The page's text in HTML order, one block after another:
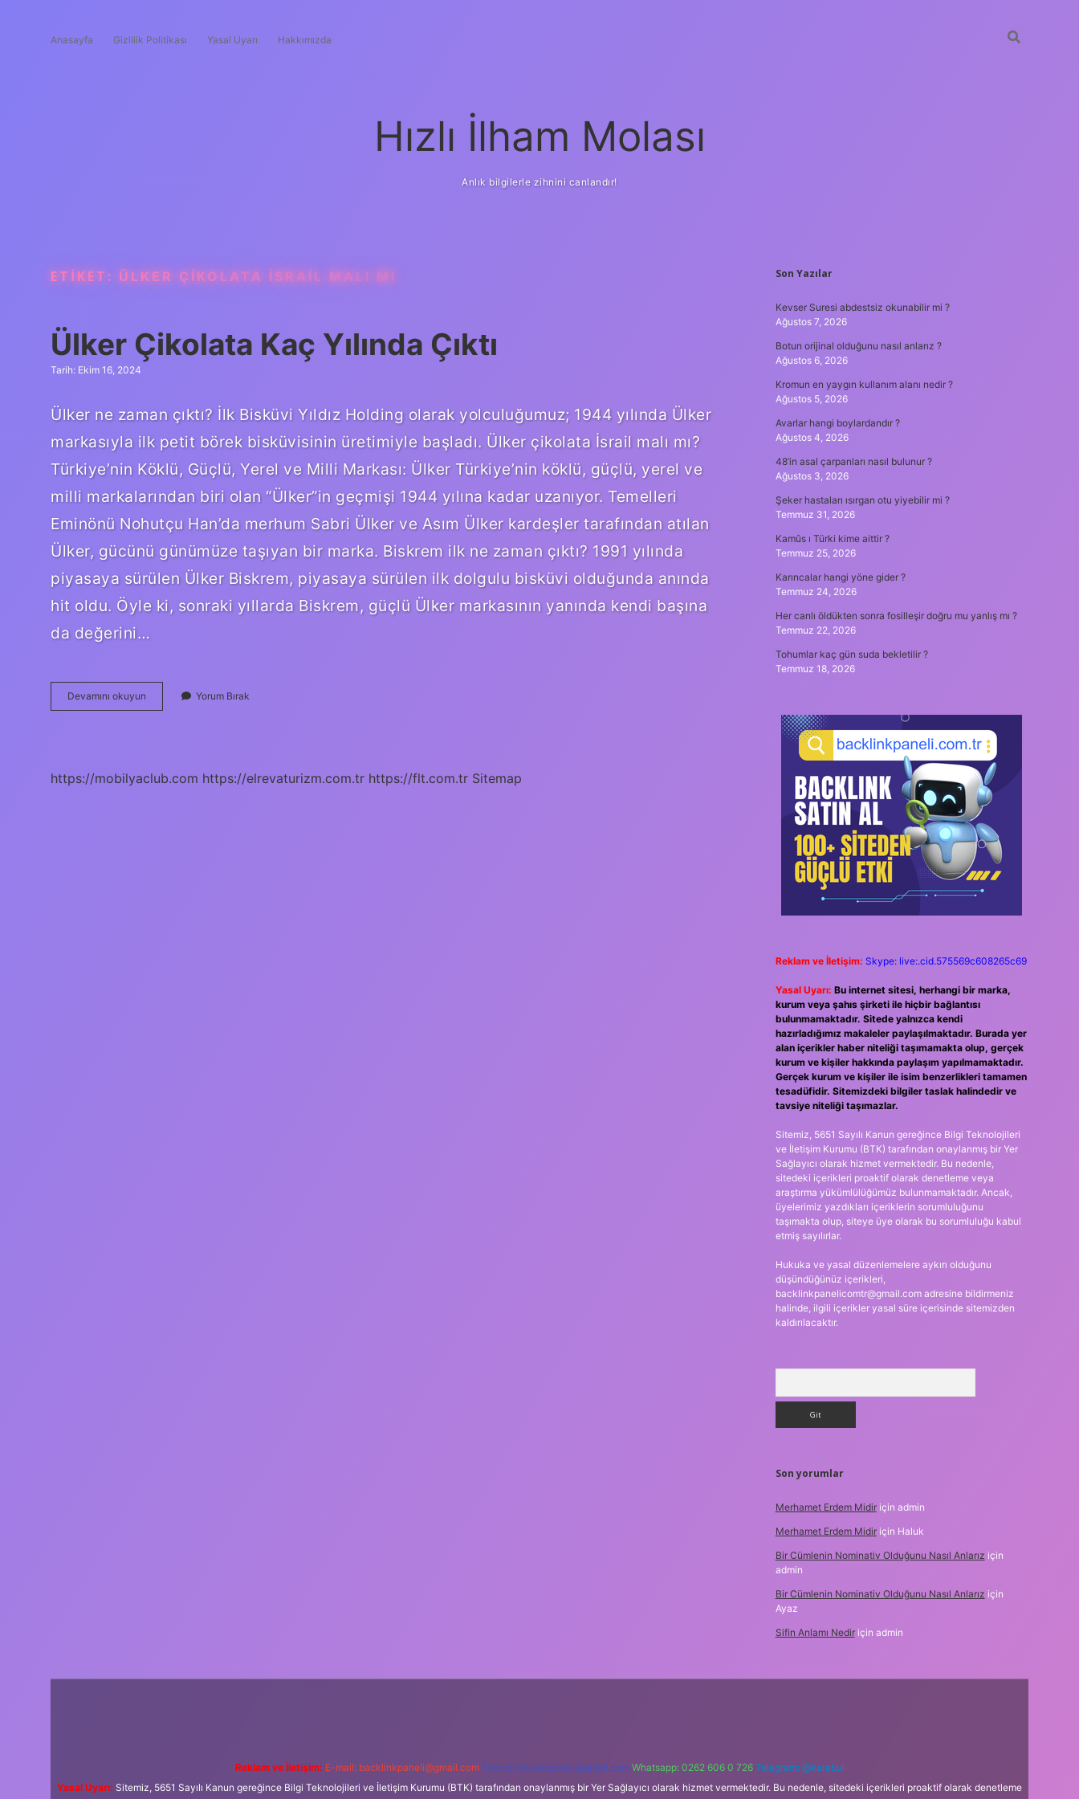
Anasayfa Gizlilik Politikası Yasal Uyarı Hakkımızda
Hızlı İlham Molası
Anlık bilgilerle zihnini canlandır!
ETIKET: ÜLKER ÇIKOLATA İSRAIL MALI MI
Ülker Çikolata Kaç Yılında Çıktı
Tarih: Ekim 16, 2024
Ülker ne zaman çıktı? İlk Bisküvi Yıldız Holding olarak yolculuğumuz; 1944 yılında Ülker
markasıyla ilk petit börek bisküvisinin üretimiyle başladı. Ülker çikolata İsrail malı mı?
Türkiye’nin Köklü, Güçlü, Yerel ve Milli Markası: Ülker Türkiye’nin köklü, güçlü, yerel ve
milli markalarından biri olan “Ülker”in geçmişi 1944 yılına kadar uzanıyor. Temelleri
Eminönü Nohutçu Han’da merhum Sabri Ülker ve Asım Ülker kardeşler tarafından atılan
Ülker, gücünü günümüze taşıyan bir marka. Biskrem ilk ne zaman çıktı? 1991 yılında
piyasaya sürülen Ülker Biskrem, piyasaya sürülen ilk dolgulu bisküvi olduğunda anında
hit oldu. Öyle ki, sonraki yıllarda Biskrem, güçlü Ülker markasının yanında kendi başına
da değerini…
Devamını okuyun
Çikolata
Yorum Bırak
https://mobilyaclub.com https://elrevaturizm.com.tr https://flt.com.tr Sitemap
SIDEBAR
Son Yazılar
Kevser Suresi abdestsiz okunabilir mi ?
Ağustos 7, 2026
Botun orijinal olduğunu nasıl anlarız ?
Ağustos 6, 2026
Kromun en yaygın kullanım alanı nedir ?
Ağustos 5, 2026
Avarlar hangi boylardandır ?
Ağustos 4, 2026
48’in asal çarpanları nasıl bulunur ?
Ağustos 3, 2026
Şeker hastaları ısırgan otu yiyebilir mi ?
Temmuz 31, 2026
Kamûs ı Türki kime aittir ?
Temmuz 25, 2026
Karıncalar hangi yöne gider ?
Temmuz 24, 2026
Her canlı öldükten sonra fosilleşir doğru mu yanlış mı ?
Temmuz 22, 2026
Tohumlar kaç gün suda bekletilir ?
Temmuz 18, 2026
Reklam ve İletişim: Skype: live:.cid.575569c608265c69
Yasal Uyarı: Bu internet sitesi, herhangi bir marka,
kurum veya şahıs şirketi ile hiçbir bağlantısı
bulunmamaktadır. Sitede yalnızca kendi
hazırladığımız makaleler paylaşılmaktadır. Burada yer
alan içerikler haber niteliği taşımamakta olup, gerçek
kurum ve kişiler hakkında paylaşım yapılmamaktadır.
Gerçek kurum ve kişiler ile isim benzerlikleri tamamen
tesadüfidir. Sitemizdeki bilgiler taslak halindedir ve
tavsiye niteliği taşımazlar.
Sitemiz, 5651 Sayılı Kanun gereğince Bilgi Teknolojileri
ve İletişim Kurumu (BTK) tarafından onaylanmış bir Yer
Sağlayıcı olarak hizmet vermektedir. Bu nedenle,
sitedeki içerikleri proaktif olarak denetleme veya
araştırma yükümlülüğümüz bulunmamaktadır. Ancak,
üyelerimiz yazdıkları içeriklerin sorumluluğunu
taşımakta olup, siteye üye olarak bu sorumluluğu kabul
etmiş sayılırlar.
Hukuka ve yasal düzenlemelere aykırı olduğunu
düşündüğünüz içerikleri,
backlinkpanelicomtr@gmail.comadresine bildirmeniz
halinde, ilgili içerikler yasal süre içerisinde sitemizden
kaldırılacaktır.
Son yorumlar
Merhamet Erdem Midiriçin admin
Merhamet Erdem Midiriçin Haluk
Bir Cümlenin Nominativ Olduğunu Nasıl Anlarız için
admin
Bir Cümlenin Nominativ Olduğunu Nasıl Anlarız için
Ayaz
Sifin Anlamı Nediriçin admin
Reklam ve İletişim: E-mail: backlinkpaneli@gmail.com Teams: forumhizmeti@gmail.com Whatsapp: 0262 606 0 726 Telegram: @karabul
Yasal Uyarı: Sitemiz, 5651 Sayılı Kanun gereğince Bilgi Teknolojileri ve İletişim Kurumu (BTK) tarafından onaylanmış bir Yer Sağlayıcı olarak hizmet vermektedir. Bu nedenle, sitedeki içerikleri proaktif olarak denetleme